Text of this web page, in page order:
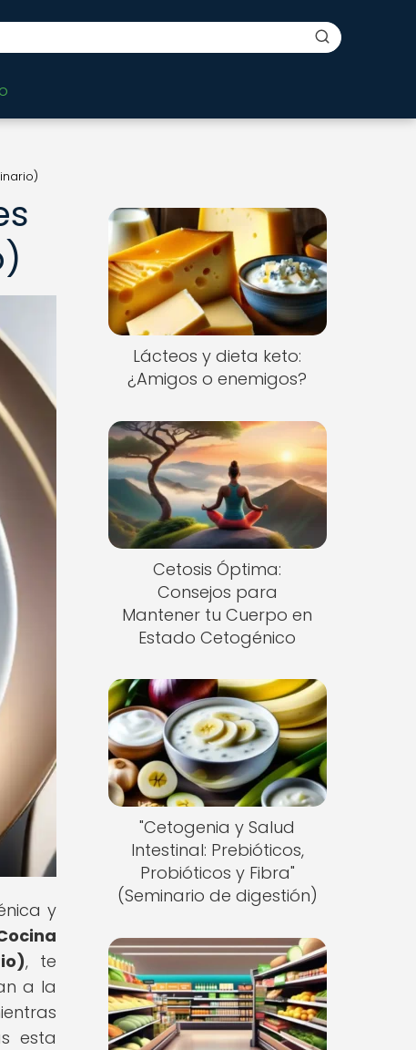
y
, te
a la
esta
Lácteos y dieta keto:
¿Amigos o enemigos?
Cetosis Óptima:
Consejos para
Mantener tu Cuerpo en
Estado Cetogénico
"Cetogenia y Salud
Intestinal: Prebióticos,
Probióticos y Fibra"
(Seminario de digestión)